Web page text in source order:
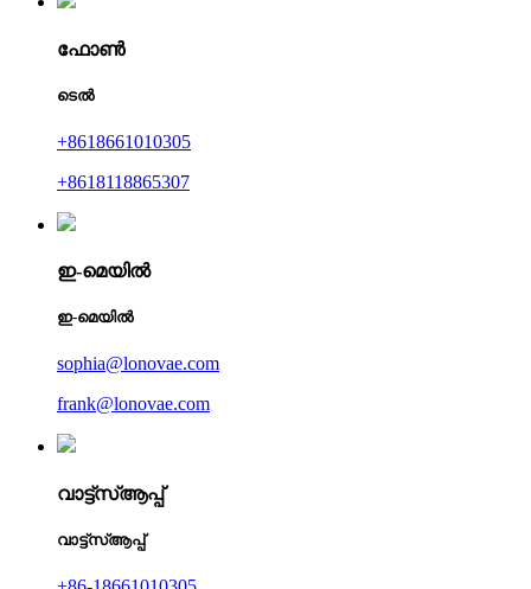
ഫോൺ
ടെൽ
+8618661010305
+8618118865307
ഇ-മെയിൽ
ഇ-മെയിൽ
sophia@lonovae.com
frank@lonovae.com
വാട്ട്‌സ്ആപ്പ്
വാട്ട്‌സ്ആപ്പ്